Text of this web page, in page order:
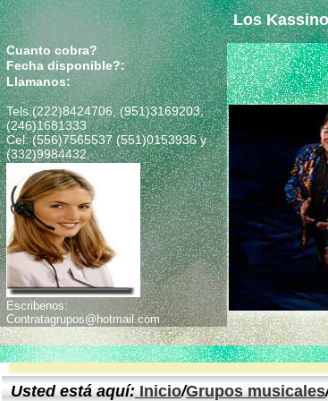
Los
Cuanto cobra?
Fecha disponible?:
Llamanos:
Tels.(222)8424706, (951)3169203,
(246)1681333
Cel. (556)7565537 (551)0153936 y
(332)9984432
Escribenos:
Contratagrupos@hotmail.com
Usted está aquí:Inicio/Grupos musicales